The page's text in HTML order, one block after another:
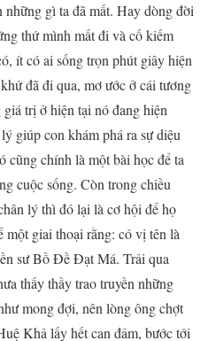
những gì ta đã mất. Hay dòng đời
thứ mình mất đi và cố kiếm
ít có ai sống trọn phút giây hiện
đã đi qua, mơ ước ở cái tương
trị ở hiện tại nó đang hiện
giúp con khám phá ra sự diệu
cũng chính là một bài học để ta
cuộc sống. Còn trong chiều
lý thì đó lại là cơ hội để họ
một giai thoại rằng: có vị tên là
sư Bồ Đề Đạt Má. Trải qua
thấy thầy trao truyền những
mong đợi, nên lòng ông chợt
Khả lấy hết can đảm, bước tới